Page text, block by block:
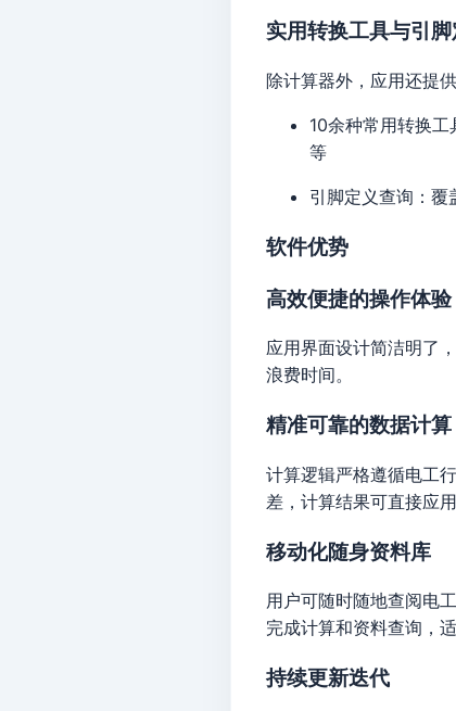
实用转换工具与引脚
除计算器外，应用还提供
10余种常用转换
等
引脚定义查询：覆
软件优势
高效便捷的操作体验
应用界面设计简洁明了
浪费时间。
精准可靠的数据计算
计算逻辑严格遵循电工
差，计算结果可直接应
移动化随身资料库
用户可随时随地查阅电
完成计算和资料查询，
持续更新迭代